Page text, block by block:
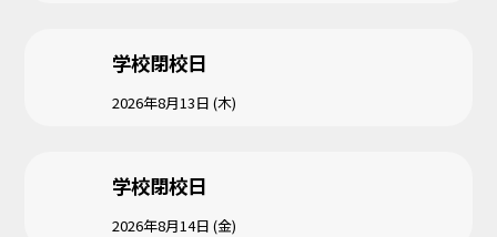
学校閉校日
2026年8月13日 (木)
学校閉校日
2026年8月14日 (金)